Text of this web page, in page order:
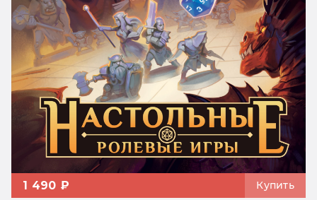
1 490 ₽ Купить